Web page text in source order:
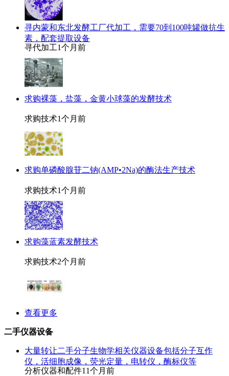
寻内蒙和东北发酵工厂代加工，需要70到100吨罐做抗生
素，配套提取设备
寻代加工1个月前
求购裸藻，盐藻，金黄小球藻的发酵技术
求购技术1个月前
求购单磷酸腺苷二钠(AMP•2Na)的酶法生产技术
求购技术1个月前
求购藻蓝素发酵技术
求购技术2个月前
查看更多
二手仪器设备
大量转让二手分子生物学相关仪器设备包括分子互作
仪，活细胞成像，荧光定量，电转仪，酶标仪等
分析仪器和配件11个月前